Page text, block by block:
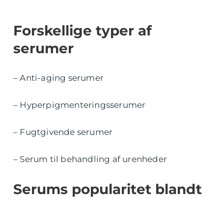
Forskellige typer af
serumer
– Anti-aging serumer
– Hyperpigmenteringsserumer
– Fugtgivende serumer
– Serum til behandling af urenheder
Serums popularitet blandt